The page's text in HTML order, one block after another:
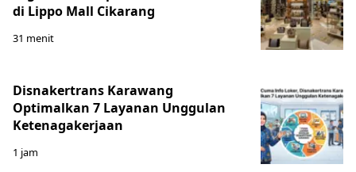
di Lippo Mall Cikarang
31 menit
Disnakertrans Karawang
Optimalkan 7 Layanan Unggulan
Ketenagakerjaan
1 jam